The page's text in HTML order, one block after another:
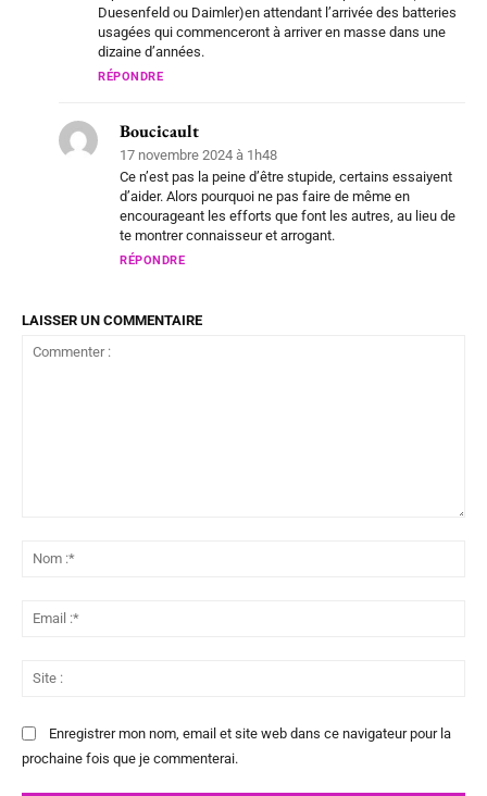
Duesenfeld ou Daimler)en attendant l’arrivée des batteries
usagées qui commenceront à arriver en masse dans une
dizaine d’années.
RÉPONDRE
Boucicault
17 novembre 2024 à 1h48
Ce n’est pas la peine d’être stupide, certains essaiyent
d’aider. Alors pourquoi ne pas faire de même en
encourageant les efforts que font les autres, au lieu de
te montrer connaisseur et arrogant.
RÉPONDRE
LAISSER UN COMMENTAIRE
Enregistrer mon nom, email et site web dans ce navigateur pour la
prochaine fois que je commenterai.